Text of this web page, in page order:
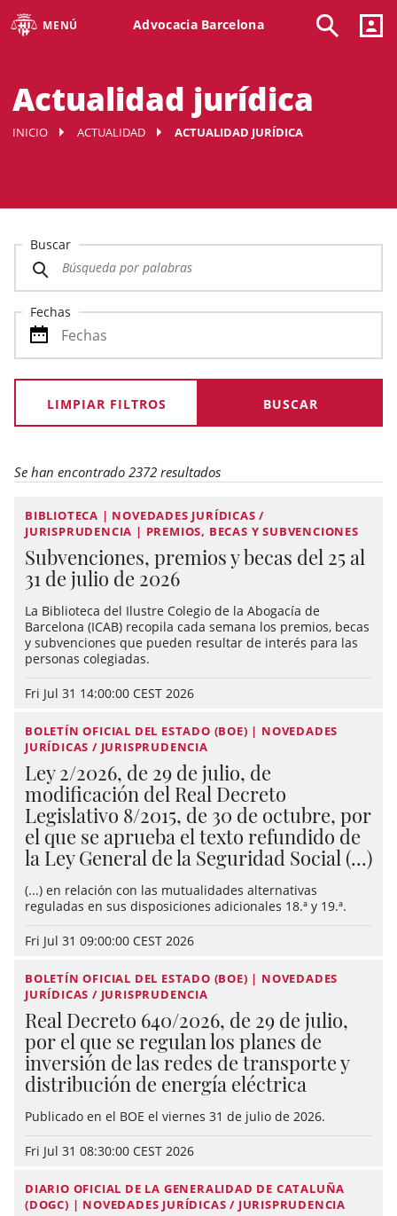
MENÚ Advocacia Barcelona
Actualidad jurídica
INICIO ACTUALIDAD ACTUALIDAD JURÍDICA
Buscar
Fechas
LIMPIAR FILTROS
Se han encontrado 2372 resultados
BIBLIOTECA | NOVEDADES JURÍDICAS /
JURISPRUDENCIA | PREMIOS, BECAS Y SUBVENCIONES
Subvenciones, premios y becas del 25 al
31 de julio de 2026
La Biblioteca del Ilustre Colegio de la Abogacía de
Barcelona (ICAB) recopila cada semana los premios, becas
y subvenciones que pueden resultar de interés para las
personas colegiadas.
Fri Jul 31 14:00:00 CEST 2026
BOLETÍN OFICIAL DEL ESTADO (BOE) | NOVEDADES
JURÍDICAS / JURISPRUDENCIA
Ley 2/2026, de 29 de julio, de
modificación del Real Decreto
Legislativo 8/2015, de 30 de octubre, por
el que se aprueba el texto refundido de
la Ley General de la Seguridad Social (...)
(...) en relación con las mutualidades alternativas
reguladas en sus disposiciones adicionales 18.ª y 19.ª.
Fri Jul 31 09:00:00 CEST 2026
BOLETÍN OFICIAL DEL ESTADO (BOE) | NOVEDADES
JURÍDICAS / JURISPRUDENCIA
Real Decreto 640/2026, de 29 de julio,
por el que se regulan los planes de
inversión de las redes de transporte y
distribución de energía eléctrica
Publicado en el BOE el viernes 31 de julio de 2026.
Fri Jul 31 08:30:00 CEST 2026
DIARIO OFICIAL DE LA GENERALIDAD DE CATALUÑA
(DOGC) | NOVEDADES JURÍDICAS / JURISPRUDENCIA